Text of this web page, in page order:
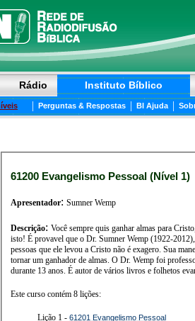
Rádio Instituto Bíblico
| Perguntas & Respostas | BI Ajuda |
61200 Evangelismo Pessoal (Nível 1)
Apresentador: Sumner Wemp
Descrição: Você sempre quis ganhar almas para
isto! É provavel que o Dr. Sumner Wemp (1922-
pessoas que ele levou a Cristo não é exagero. Sua
tornar um ganhador de almas. O Dr. Wemp foi
durante 13 anos. É autor de vários livros e folhetos
Este curso contém 8 lições:
Lição 1 - 61201 Evangelismo Pessoal